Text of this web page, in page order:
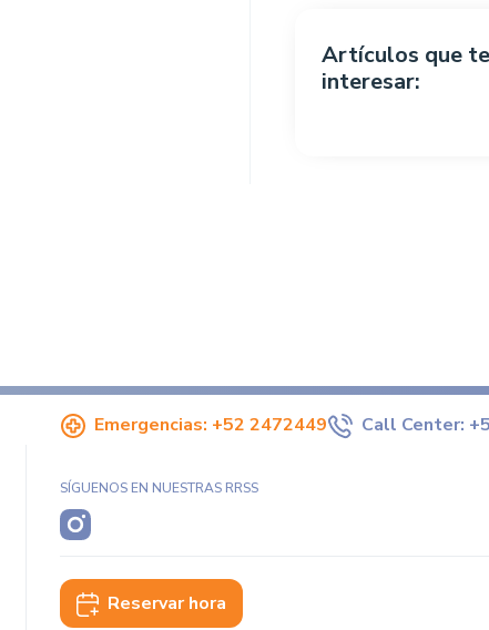
Artículos que
interesar:
Emergencias: +52 2472449 Call Center:
SÍGUENOS EN NUESTRAS RRSS
Reservar hora